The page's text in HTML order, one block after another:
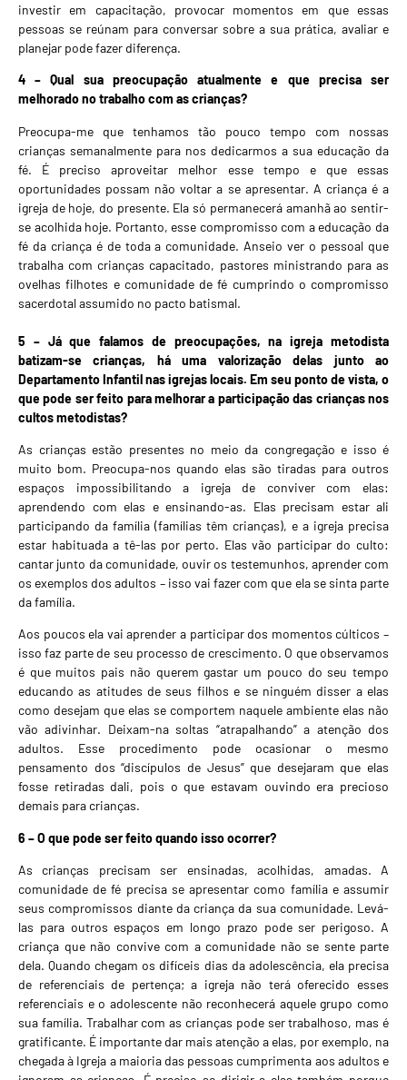
investir em capacitação, provocar momentos em que essas
pessoas se reúnam para conversar sobre a sua prática, avaliar e
planejar pode fazer diferença.
4 – Qual sua preocupação atualmente e que precisa ser
melhorado no trabalho com as crianças?
Preocupa-me que tenhamos tão pouco tempo com nossas
crianças semanalmente para nos dedicarmos a sua educação da
fé. É preciso aproveitar melhor esse tempo e que essas
oportunidades possam não voltar a se apresentar. A criança é a
igreja de hoje, do presente. Ela só permanecerá amanhã ao sentir-
se acolhida hoje. Portanto, esse compromisso com a educação da
fé da criança é de toda a comunidade. Anseio ver o pessoal que
trabalha com crianças capacitado, pastores ministrando para as
ovelhas filhotes e comunidade de fé cumprindo o compromisso
sacerdotal assumido no pacto batismal.
5 – Já que falamos de preocupações, na igreja metodista
batizam-se crianças, há uma valorização delas junto ao
Departamento Infantil nas igrejas locais. Em seu ponto de vista, o
que pode ser feito para melhorar a participação das crianças nos
cultos metodistas?
As crianças estão presentes no meio da congregação e isso é
muito bom. Preocupa-nos quando elas são tiradas para outros
espaços impossibilitando a igreja de conviver com elas:
aprendendo com elas e ensinando-as. Elas precisam estar ali
participando da família (famílias têm crianças), e a igreja precisa
estar habituada a tê-las por perto. Elas vão participar do culto:
cantar junto da comunidade, ouvir os testemunhos, aprender com
os exemplos dos adultos – isso vai fazer com que ela se sinta parte
da família.
Aos poucos ela vai aprender a participar dos momentos cúlticos –
isso faz parte de seu processo de crescimento. O que observamos
é que muitos pais não querem gastar um pouco do seu tempo
educando as atitudes de seus filhos e se ninguém disser a elas
como desejam que elas se comportem naquele ambiente elas não
vão adivinhar. Deixam-na soltas “atrapalhando” a atenção dos
adultos. Esse procedimento pode ocasionar o mesmo
pensamento dos “discípulos de Jesus” que desejaram que elas
fosse retiradas dali, pois o que estavam ouvindo era precioso
demais para crianças.
6 – O que pode ser feito quando isso ocorrer?
As crianças precisam ser ensinadas, acolhidas, amadas. A
comunidade de fé precisa se apresentar como família e assumir
seus compromissos diante da criança da sua comunidade. Levá-
las para outros espaços em longo prazo pode ser perigoso. A
criança que não convive com a comunidade não se sente parte
dela. Quando chegam os difíceis dias da adolescência, ela precisa
de referenciais de pertença; a igreja não terá oferecido esses
referenciais e o adolescente não reconhecerá aquele grupo como
sua família. Trabalhar com as crianças pode ser trabalhoso, mas é
gratificante. É importante dar mais atenção a elas, por exemplo, na
chegada à Igreja a maioria das pessoas cumprimenta aos adultos e